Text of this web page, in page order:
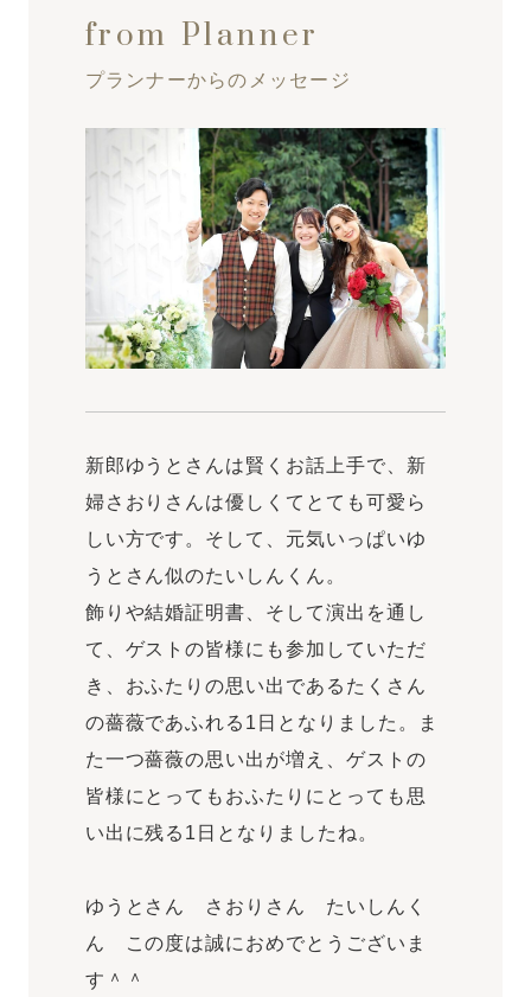
from Planner
プランナーからのメッセージ
新郎ゆうとさんは賢くお話上手で、新
婦さおりさんは優しくてとても可愛ら
しい方です。そして、元気いっぱいゆ
うとさん似のたいしんくん。
飾りや結婚証明書、そして演出を通し
て、ゲストの皆様にも参加していただ
き、おふたりの思い出であるたくさん
の薔薇であふれる1日となりました。ま
た一つ薔薇の思い出が増え、ゲストの
皆様にとってもおふたりにとっても思
い出に残る1日となりましたね。
ゆうとさん さおりさん たいしんく
ん この度は誠におめでとうございま
す＾＾